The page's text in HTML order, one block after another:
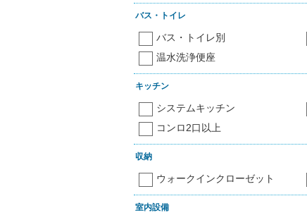
バス・トイレ
バス・トイレ別
温水洗浄便座
キッチン
システムキッチン
コンロ2口以上
収納
ウォークインクローゼット
室内設備